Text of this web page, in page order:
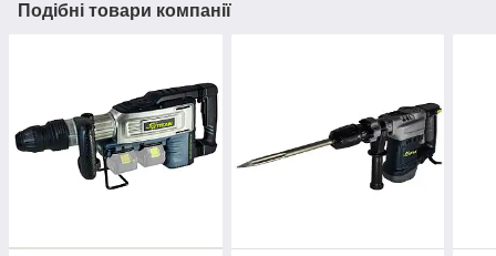
Подібні товари компанії